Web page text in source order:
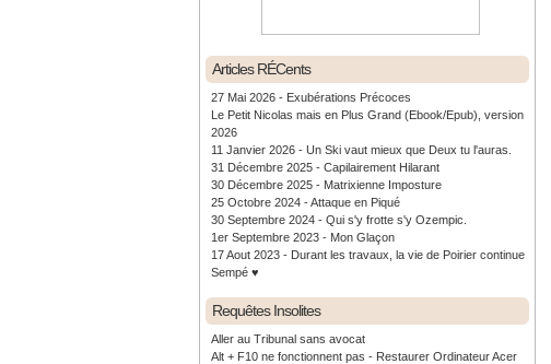
Articles RÉCents
27 Mai 2026 - Exubérations Précoces
Le Petit Nicolas mais en Plus Grand (Ebook/Epub), version
2026
11 Janvier 2026 - Un Ski vaut mieux que Deux tu l'auras.
31 Décembre 2025 - Capilairement Hilarant
30 Décembre 2025 - Matrixienne Imposture
25 Octobre 2024 - Attaque en Piqué
30 Septembre 2024 - Qui s'y frotte s'y Ozempic.
1er Septembre 2023 - Mon Glaçon
17 Aout 2023 - Durant les travaux, la vie de Poirier continue
Sempé ♥️
Requêtes Insolites
Aller au Tribunal sans avocat
Alt + F10 ne fonctionnent pas - Restaurer Ordinateur Acer